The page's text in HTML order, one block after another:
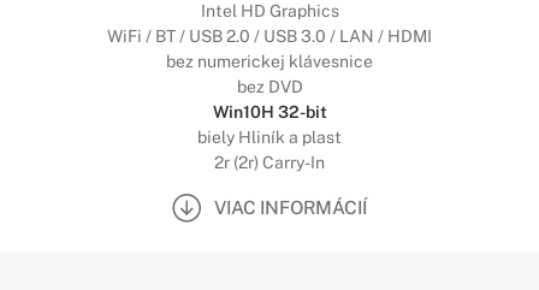
Intel HD Graphics
WiFi / BT / USB 2.0 / USB 3.0 / LAN / HDMI
bez numerickej klávesnice
bez DVD
Win10H 32-bit
biely Hliník a plast
2r (2r) Carry-In
VIAC INFORMÁCIÍ